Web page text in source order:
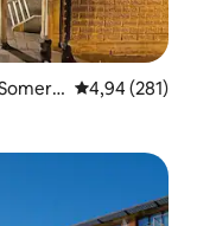
Средна
4,94 (281)